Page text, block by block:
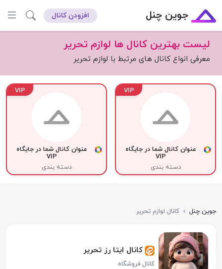
جوین چنل افزودن کانال
لیست بهترین کانال ها لوازم تحریر
معرفی انواع کانال های مرتبط با لوازم تحریر
VIP
عنوان کانال شما در جایگاه
VIP
دسته بندی
VIP
عنوان کانال شما در جایگاه
VIP
دسته بندی
جوین چنل › کانال لوازم تحریر
کانال ایتا رز تحریر
کانال فروشگاه